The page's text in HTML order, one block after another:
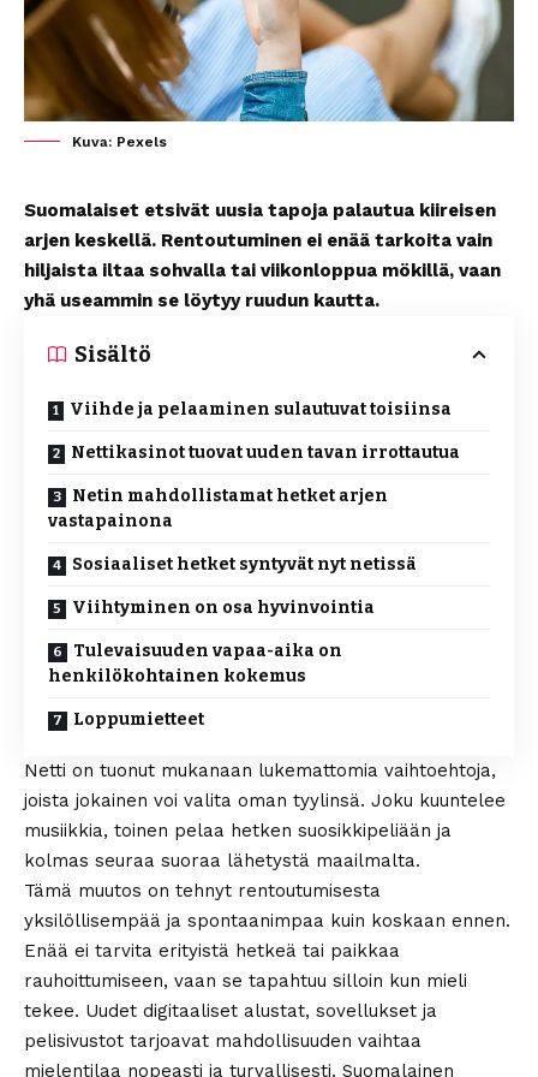
Kuva: Pexels
Suomalaiset etsivät uusia tapoja palautua kiireisen
arjen keskellä. Rentoutuminen ei enää tarkoita vain
hiljaista iltaa sohvalla tai viikonloppua mökillä, vaan
yhä useammin se löytyy ruudun kautta.
Sisältö
Viihde ja pelaaminen sulautuvat toisiinsa
Nettikasinot tuovat uuden tavan irrottautua
Netin mahdollistamat hetket arjen
vastapainona
Sosiaaliset hetket syntyvät nyt netissä
Viihtyminen on osa hyvinvointia
Tulevaisuuden vapaa-aika on
henkilökohtainen kokemus
Loppumietteet
Netti on tuonut mukanaan lukemattomia vaihtoehtoja,
joista jokainen voi valita oman tyylinsä. Joku kuuntelee
musiikkia, toinen pelaa hetken suosikkipeliään ja
kolmas seuraa suoraa lähetystä maailmalta.
Tämä muutos on tehnyt rentoutumisesta
yksilöllisempää ja spontaanimpaa kuin koskaan ennen.
Enää ei tarvita erityistä hetkeä tai paikkaa
rauhoittumiseen, vaan se tapahtuu silloin kun mieli
tekee. Uudet digitaaliset alustat, sovellukset ja
pelisivustot tarjoavat mahdollisuuden vaihtaa
mielentilaa nopeasti ja turvallisesti. Suomalainen